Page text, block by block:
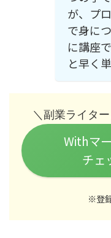
が、プ
で身に
に講座
と早く
＼副業ライタ
Withマ
チェ
※登